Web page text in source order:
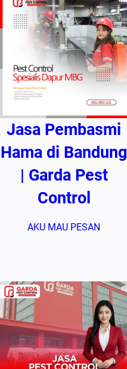
Jasa Pembasmi
Hama di Bandung
| Garda Pest
Control
AKU MAU PESAN